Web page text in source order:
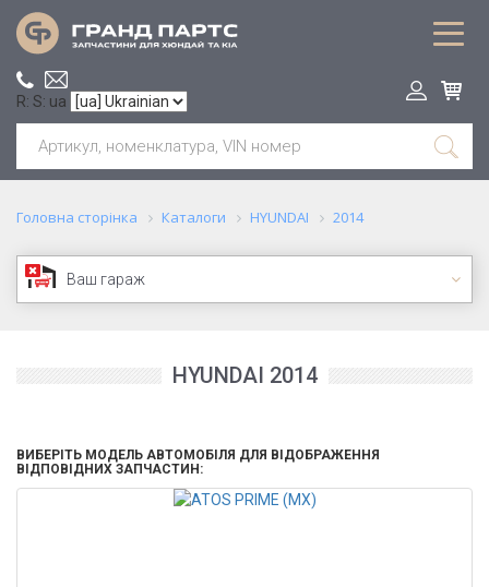
R: S: ua
Головна сторінка Каталоги HYUNDAI 2014
Ваш гараж
HYUNDAI 2014
ВИБЕРІТЬ МОДЕЛЬ АВТОМОБІЛЯ ДЛЯ ВІДОБРАЖЕННЯ
ВІДПОВІДНИХ ЗАПЧАСТИН: